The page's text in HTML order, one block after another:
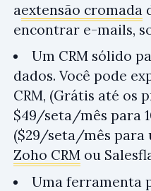
aextensão cromada
encontrar e-mails,
Um CRM sólido
dados. Você pode
CRM, (Grátis até os
$49/seta/mês para
($29/seta/mês para
Zoho CRM ou
Uma ferramenta